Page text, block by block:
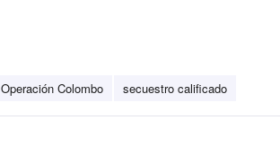
Operación Colombo secuestro calificado